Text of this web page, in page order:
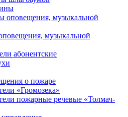
музыкальной
абонентские
о пожаре
«Громозека»
пожарные речевые «Толмач-